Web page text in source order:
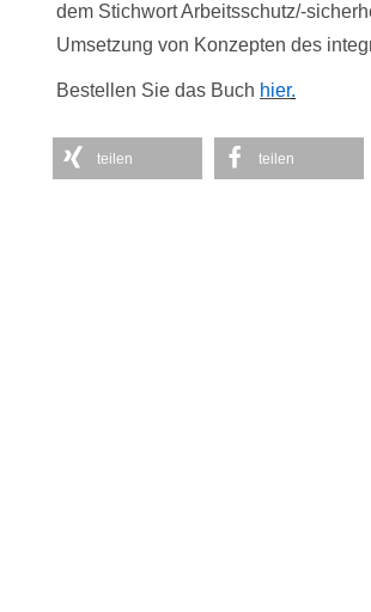
dem Stichwort Arbeitsschutz/-
Umsetzung von Konzepten des
Bestellen Sie das Buch hier.
teilen teilen